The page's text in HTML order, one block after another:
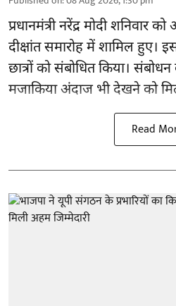
प्रधानमंत्री नरेंद्र मोदी शनिवार
दीक्षांत समारोह में शामिल हुए।
छात्रों को संबोधित किया। संबोधन
मजाकिया अंदाज भी देखने को
Read